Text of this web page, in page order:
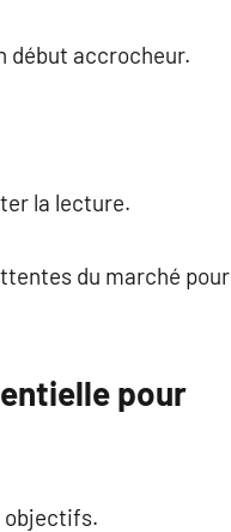
début accrocheur.
la lecture.
du marché pour
pour
objectifs.